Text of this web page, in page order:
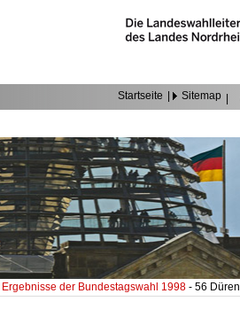
Startseite Sitemap
Ergebnisse der Bundestagswahl 1998- 56 Düren